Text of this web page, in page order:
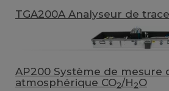
TGA200A Analyseur de
AP200 Système de mesure
atmosphérique CO2/H 2O